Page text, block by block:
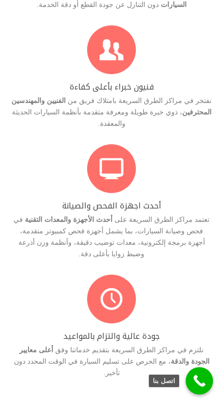
السيارات دون التنازل عن جودة القطع أو دقة الخدمة.

فنيون خبراء بأعلى كفاءة
نفتخر في مراكز الطرق السريعة بامتلاك فريق من الفنيين والمهندسين
المحترفين، ذوي خبرة طويلة ومعرفة متقدمة بأنظمة السيارات الحديثة
والمعقدة.

أحدث اجهزة الفحص والصيانة
تعتمد مراكز الطرق السريعة على أحدث الأجهزة والمعدات التقنية في
فحص وصيانة السيارات، بما يشمل أجهزة فحص كمبيوتر متقدمة،
أجهزة برمجة إلكترونية، معدات توضيب دقيقة، وأنظمة وزن أذرعة
وضبط زوايا بأعلى دقة.

جودة عالية والتزام بالمواعيد
نلتزم في مراكز الطرق السريعة بتقديم خدماتنا وفق أعلى معايير
الجودة والدقة، مع الحرص على تسليم السيارة في الوقت المحدد دون
تأخير.
اتصل بنا